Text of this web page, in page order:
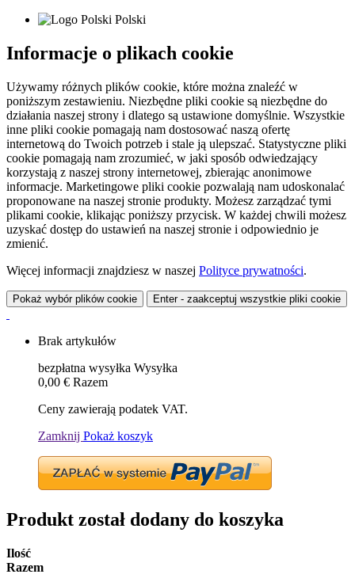
Polski
Informacje o plikach cookie
Używamy różnych plików cookie, które można znaleźć w
poniższym zestawieniu. Niezbędne pliki cookie są niezbędne do
działania naszej strony i dlatego są ustawione domyślnie. Wszystkie
inne pliki cookie pomagają nam dostosować naszą ofertę
internetową do Twoich potrzeb i stale ją ulepszać. Statystyczne pliki
cookie pomagają nam zrozumieć, w jaki sposób odwiedzający
korzystają z naszej strony internetowej, zbierając anonimowe
informacje. Marketingowe pliki cookie pozwalają nam udoskonalać
proponowane na naszej stronie produkty. Możesz zarządzać tymi
plikami cookie, klikając poniższy przycisk. W każdej chwili możesz
uzyskać dostęp do ustawień na naszej stronie i odpowiednio je
zmienić.
Więcej informacji znajdziesz w naszej Polityce prywatności.
Pokaż wybór plików cookie Enter - zaakceptuj wszystkie pliki cookie
Brak artykułów
bezpłatna wysyłka Wysyłka
0,00 € Razem
Ceny zawierają podatek VAT.
Zamknij Pokaż koszyk
Produkt został dodany do koszyka
Ilość
Razem